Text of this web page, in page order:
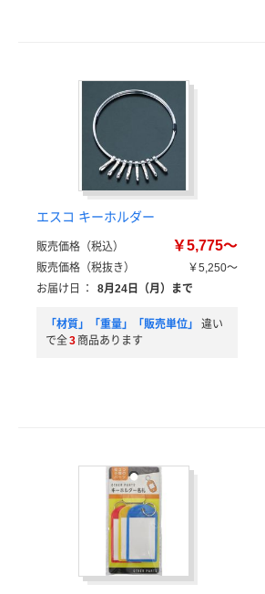
エスコ キーホルダー
販売価格（税込） ￥5,775～
販売価格（税抜き）
￥5,250～
お届け日
： 8月24日（月）まで
「材質」「重量」「販売単位」
違い
で全3 商品あります